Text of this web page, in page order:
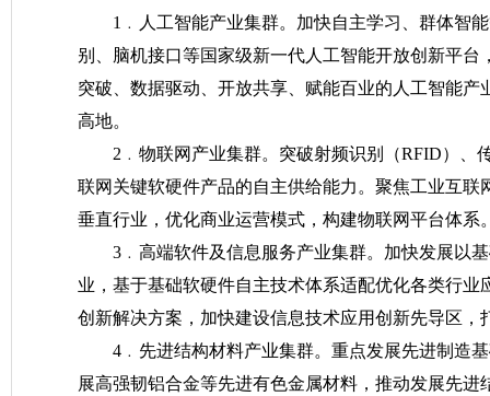
1﹒人工智能产业集群。加快自主学习、群体智
别、脑机接口等国家级新一代人工智能开放创新平
突破、数据驱动、开放共享、赋能百业的人工智能
高地。
2﹒物联网产业集群。突破射频识别（RFID）、
联网关键软硬件产品的自主供给能力。聚焦工业互
垂直行业，优化商业运营模式，构建物联网平台体系
3﹒高端软件及信息服务产业集群。加快发展以
业，基于基础软硬件自主技术体系适配优化各类行
创新解决方案，加快建设信息技术应用创新先导区，
4﹒先进结构材料产业集群。重点发展先进制造
展高强韧铝合金等先进有色金属材料，推动发展先